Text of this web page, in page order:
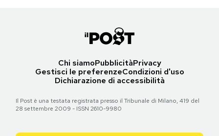
Chi siamoPubblicitàPrivacy
Gestisci le preferenzeCondizioni d'uso
Dichiarazione di accessibilità
Il Post è una testata registrata presso il Tribunale di Milano, 419 del
28 settembre 2009 - ISSN 2610-9980